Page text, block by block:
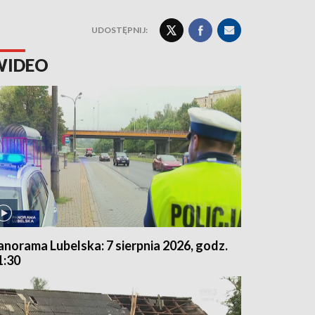
UDOSTĘPNIJ:
Lubelska: 7 sierpnia 2026, godz.